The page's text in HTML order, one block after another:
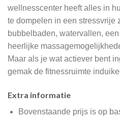
wellnesscenter heeft alles in
te dompelen in een stressvrije
bubbelbaden, watervallen,
heerlijke
Maar als je wat actiever bent
gemak de fitnessruimte
Extra informatie
Bovenstaande prijs is op